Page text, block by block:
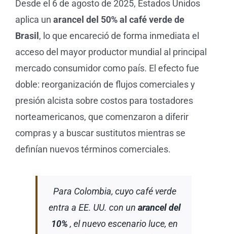
Desde el 6 de agosto de 2025, Estados Unidos
aplica un arancel del 50% al café verde de
Brasil , lo que encareció de forma inmediata el
acceso del mayor productor mundial al principal
mercado consumidor como país. El efecto fue
doble: reorganización de flujos comerciales y
presión alcista sobre costos para tostadores
norteamericanos, que comenzaron a diferir
compras y a buscar sustitutos mientras se
definían nuevos términos comerciales.
Para Colombia, cuyo café verde
entra a EE. UU. con un arancel del
10% , el nuevo escenario luce, en